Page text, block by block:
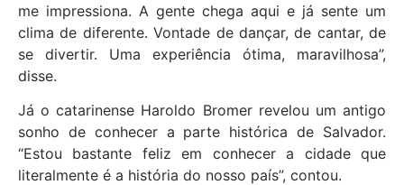
me impressiona. A gente chega aqui e já sente um
clima de diferente. Vontade de dançar, de cantar, de
se divertir. Uma experiência ótima, maravilhosa”,
disse.
Já o catarinense Haroldo Bromer revelou um antigo
sonho de conhecer a parte histórica de Salvador.
“Estou bastante feliz em conhecer a cidade que
literalmente é a história do nosso país”, contou.